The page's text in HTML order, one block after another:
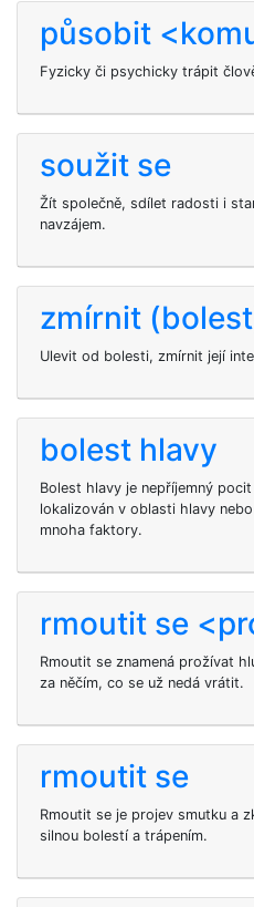
působit
Fyzicky či psychicky trápit
soužit se
Žít společně, sdílet radosti i
navzájem.
zmírnit
Ulevit od bolesti, zmírnit její
bolest hlavy
Bolest hlavy je nepříjemný
lokalizován v oblasti hlavy
mnoha faktory.
rmoutit se
Rmoutit se znamená prožívat
za něčím, co se už nedá vrátit.
rmoutit se
Rmoutit se je projev smutku a
silnou bolestí a trápením.